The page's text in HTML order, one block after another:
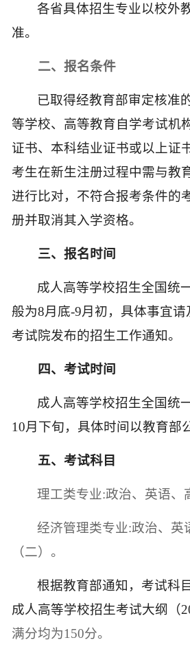
各省具体招生专业以校外
准。
二、 报名条件
已取得经教育部审定核准
等学校、高等教育自学考试机
证书、本科结业证书或以上证
考生在新生注册过程中需与教
进行比对，不符合报考条件的
册并取消其入学资格。
三、 报名时间
成人高等学校招生全国统
般为8月底-9月初，具体事宜
考试院发布的招生工作通知。
四、 考试时间
成人高等学校招生全国统
10月下旬，具体时间以教育部
五、 考试科目
理工类专业:政治、英语、
经济管理类专业:政治、英
（二）。
根据教育部通知，考试科
成人高等学校招生考试大纲（
满分均为150分。